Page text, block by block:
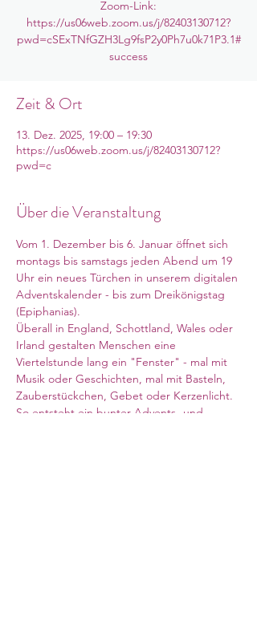
Zoom-Link:
https://us06web.zoom.us/j/82403130712?
pwd=cSExTNfGZH3Lg9fsP2y0Ph7u0k71P3.1#
success
Zeit & Ort
13. Dez. 2025, 19:00 – 19:30
https://us06web.zoom.us/j/82403130712?
pwd=c
Über die Veranstaltung
Vom 1. Dezember bis 6. Januar öffnet sich
montags bis samstags jeden Abend um 19
Uhr ein neues Türchen in unserem digitalen
Adventskalender - bis zum Dreikönigstag
(Epiphanias).
Überall in England, Schottland, Wales oder
Irland gestalten Menschen eine
Viertelstunde lang ein "Fenster" - mal mit
Musik oder Geschichten, mal mit Basteln,
Zauberstückchen, Gebet oder Kerzenlicht.
So entsteht ein bunter Advents- und